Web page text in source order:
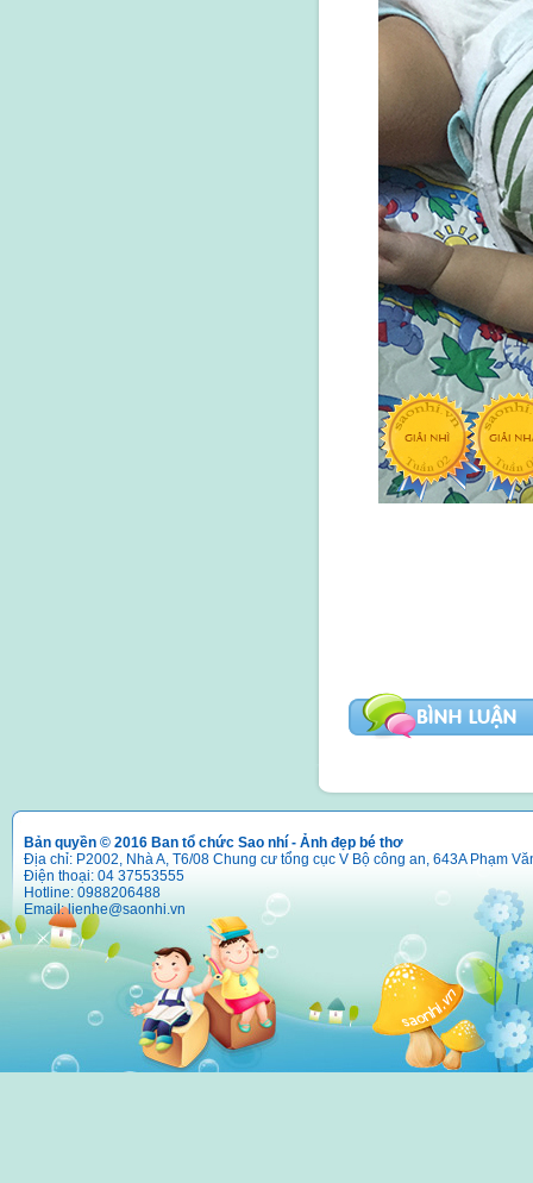
Bản quyền © 2016 Ban tổ chức Sao nhí - Ảnh đẹp bé thơ
Địa chỉ: P2002, Nhà A, T6/08 Chung cư tổng cục V Bộ công an, 643A Phạm
Điện thoại: 04 37553555
Hotline: 0988206488
Email:lienhe@saonhi.vn